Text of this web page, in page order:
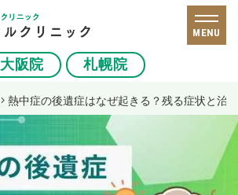
大阪院 札幌院
MENU
熱中症の後遺症はなぜ起きる？残る症状と治